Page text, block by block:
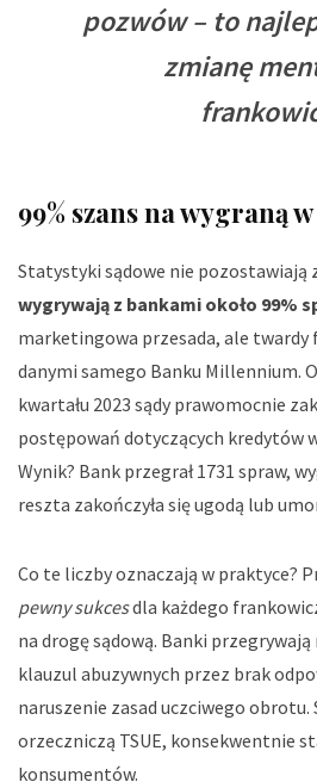
pozwów – to
zmianę
99% szans na wygraną
Statystyki sądowe nie pozostawiają
wygrywają z bankami około 99%
marketingowa przesada, ale
danymi samego Banku Millennium.
kwartału 2023 sądy prawomocnie
postępowań dotyczących kredytów
Wynik? Bank przegrał 1731 spraw,
reszta zakończyła się ugodą lub
Co te liczby oznaczają w praktyce?
pewny sukcesdla każdego
na drogę sądową. Banki
klauzul abuzywnych przez brak
naruszenie zasad uczciwego obrotu.
orzeczniczą TSUE, konsekwentnie
konsumentów.